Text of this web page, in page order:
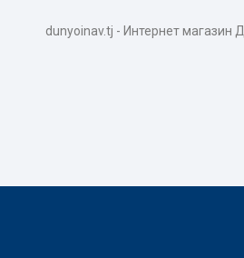
dunyoinav.tj - Интернет магазин